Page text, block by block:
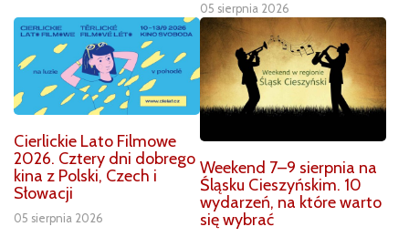
05 sierpnia 2026
Cierlickie Lato Filmowe
2026. Cztery dni dobrego
kina z Polski, Czech i
Słowacji
05 sierpnia 2026
Weekend 7–9 sierpnia na
Śląsku Cieszyńskim. 10
wydarzeń, na które warto
się wybrać